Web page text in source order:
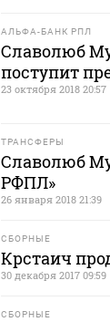
АЛЬФА-БАНК РПЛ
Славолюб
поступит
23 октября 2018 20:57
ТРАНСФЕРЫ
Славолюб
РФПЛ»
26 января 2018 21:39
СБОРНЫЕ
Крстаич
30 декабря 2017 09:59
СБОРНЫЕ